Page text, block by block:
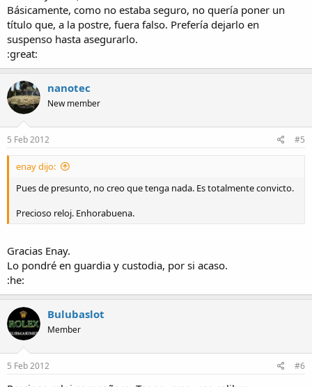
Básicamente, como no estaba seguro, no quería poner un
título que, a la postre, fuera falso. Prefería dejarlo en
suspenso hasta asegurarlo.
:great:
nanotec
New member
5 Feb 2012 #5
enay dijo:
Pues de presunto, no creo que tenga nada. Es totalmente convicto.
Precioso reloj. Enhorabuena.
Gracias Enay.
Lo pondré en guardia y custodia, por si acaso.
:he:
Bulubaslot
Member
5 Feb 2012 #6